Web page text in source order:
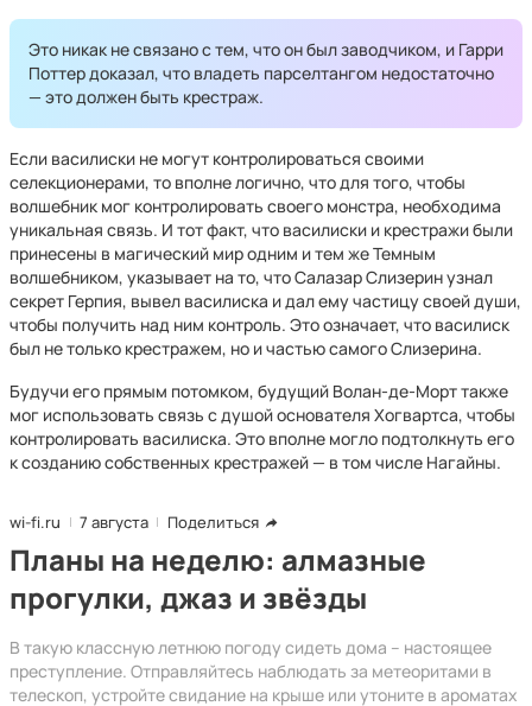
Это никак не связано с тем, что он был заводчиком, и Гарри
Поттер доказал, что владеть парселтангом недостаточно
— это должен быть крестраж.
Если василиски не могут контролироваться своими
селекционерами, то вполне логично, что для того, чтобы
волшебник мог контролировать своего монстра, необходима
уникальная связь. И тот факт, что василиски и крестражи были
принесены в магический мир одним и тем же Темным
волшебником, указывает на то, что Салазар Слизерин узнал
секрет Герпия, вывел василиска и дал ему частицу своей души,
чтобы получить над ним контроль. Это означает, что василиск
был не только крестражем, но и частью самого Слизерина.
Будучи его прямым потомком, будущий Волан-де-Морт также
мог использовать связь с душой основателя Хогвартса, чтобы
контролировать василиска. Это вполне могло подтолкнуть его
к созданию собственных крестражей — в том числе Нагайны.
wi-fi.ru 7 августа Поделиться
Планы на неделю: алмазные
прогулки, джаз и звёзды
В такую классную летнюю погоду сидеть дома – настоящее
преступление. Отправляйтесь наблюдать за метеоритами в
телескоп, устройте свидание на крыше или утоните в ароматах